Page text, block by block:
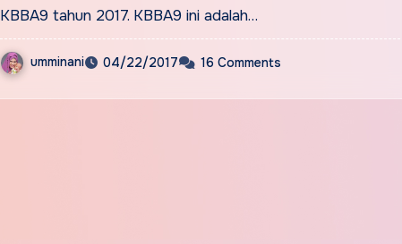
KBBA9 tahun 2017. KBBA9 ini adalah…
umminani 04/22/2017 16 Comments